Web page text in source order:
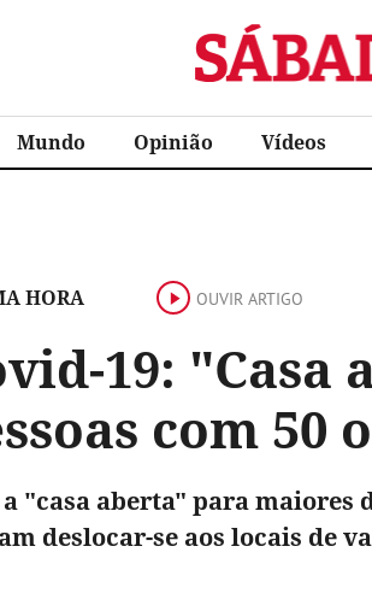
Sábado
Mundo Opinião Vídeos
HORA OUVIR ARTIGO
19: "Casa
com 50
a "casa aberta" para maiores
deslocar-se aos locais de